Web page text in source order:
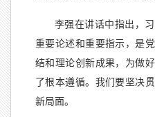
李强在讲话中指出，
重要论述和重要指示，是
结和理论创新成果，为做
了根本遵循。我们要坚决
新局面。